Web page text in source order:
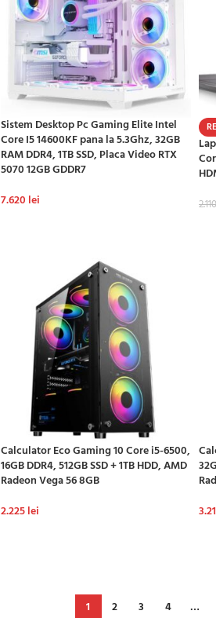
Sistem Desktop Pc Gaming Elite Intel
Core I5 14600KF pana la 5.3Ghz, 32GB
RAM DDR4, 1TB SSD, Placa Video RTX
5070 12GB GDDR7
7.620 lei
Calculator Eco Gaming 10 Core i5-6500,
16GB DDR4, 512GB SSD + 1TB HDD, AMD
Radeon Vega 56 8GB
2.225lei
1 2 3 4 …